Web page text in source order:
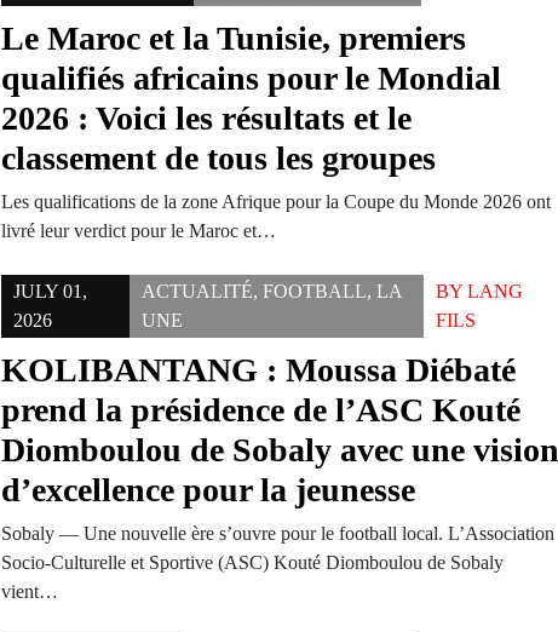
Le Maroc et la Tunisie, premiers
qualifiés africains pour le Mondial
2026 : Voici les résultats et le
classement de tous les groupes
Les qualifications de la zone Afrique pour la Coupe du Monde 2026 ont
livré leur verdict pour le Maroc et…
JULY 01,
2026
ACTUALITÉ, FOOTBALL, LA
UNE
BY LANG
FILS
KOLIBANTANG : Moussa Diébaté
prend la présidence de l’ASC Kouté
Diomboulou de Sobaly avec une vision
d’excellence pour la jeunesse
Sobaly — Une nouvelle ère s’ouvre pour le football local. L’Association
Socio-Culturelle et Sportive (ASC) Kouté Diomboulou de Sobaly
vient…